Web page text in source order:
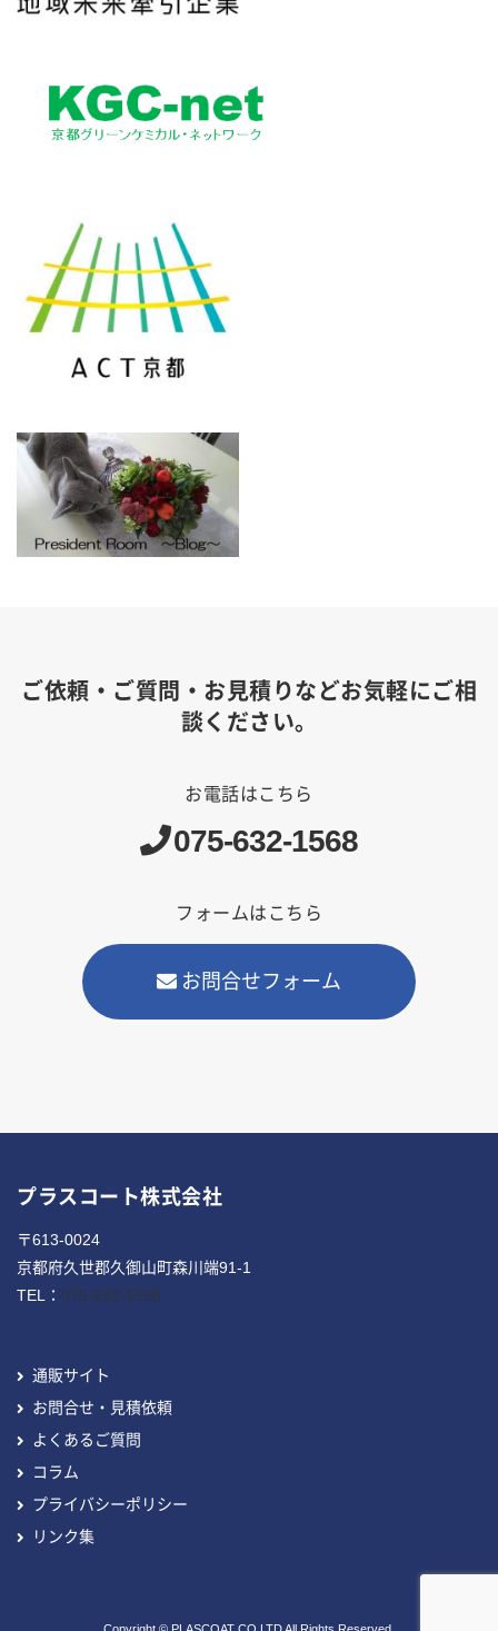
ご依頼・ご質問・お見積りなどお気軽にご相
談ください。
お電話はこちら
075-632-1568
フォームはこちら
お問合せフォーム
プラスコート株式会社
〒613-0024
京都府久世郡久御山町森川端91-1
TEL： 075-632-1568
通販サイト
お問合せ・見積依頼
よくあるご質問
コラム
プライバシーポリシー
リンク集